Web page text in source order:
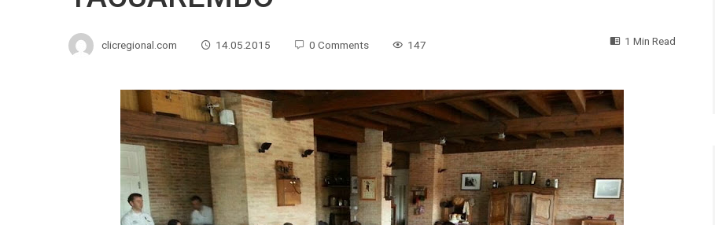
clicregional.com 14.05.2015 0 Comments 147 1 Min Read